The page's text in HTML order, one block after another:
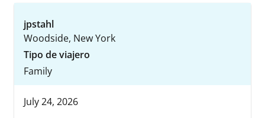
jpstahl
Woodside, New York
Tipo de viajero
Family
July 24, 2026